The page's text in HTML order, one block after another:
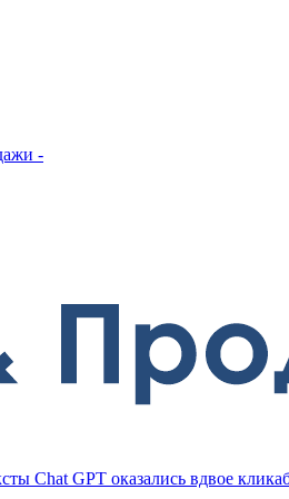
-
Chat GPT оказались вдвое